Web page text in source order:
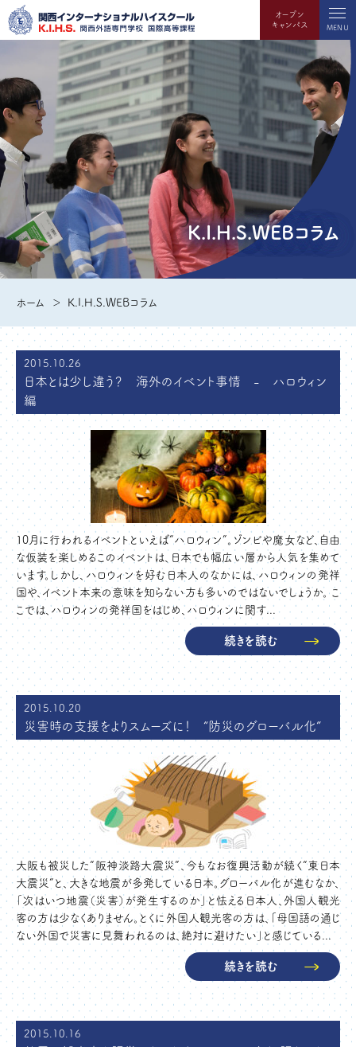
オープン
キャンパス
MENU
K.I.H.S.WEBコラム
ホーム K.I.H.S.WEBコラム
2015.10.26
日本とは少し違う？ 海外のイベント事情 - ハロウィン
編
10月に行われるイベントといえば“ハロウィン”。ゾンビや魔女など、自由
な仮装を楽しめるこのイベントは、日本でも幅広い層から人気を集めて
います。しかし、ハロウィンを好む日本人のなかには、ハロウィンの発祥
国や、イベント本来の意味を知らない方も多いのではないでしょうか。 こ
こでは、ハロウィンの発祥国をはじめ、ハロウィンに関す...
続きを読む
2015.10.20
災害時の支援をよりスムーズに！ “防災のグローバル化”
大阪も被災した“阪神淡路大震災”、今もなお復興活動が続く“東日本
大震災”と、大きな地震が多発している日本。グローバル化が進むなか、
「次はいつ地震（災害）が発生するのか」と怯える日本人、外国人観光
客の方は少なくありません。とくに外国人観光客の方は、「母国語の通じ
ない外国で災害に見舞われるのは、絶対に避けたい」と感じている...
続きを読む
2015.10.16